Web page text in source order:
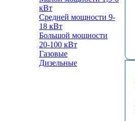
кВт
Средней мощности 9-
18 кВт
Большой мощности
20-100 кВт
Газовые
Дизельные